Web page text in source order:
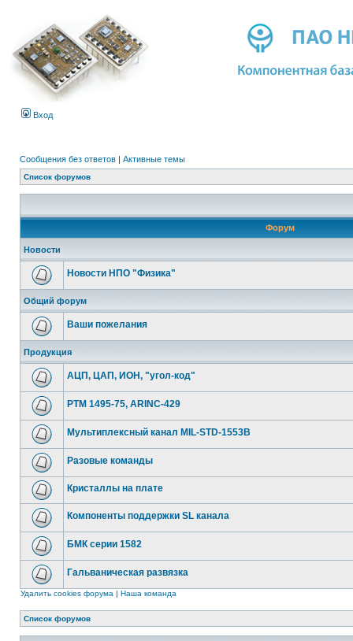
Вход
Сообщения без ответов | Активные темы
Список форумов
Форум
Новости
Новости НПО "Физика"
Общий форум
Ваши пожелания
Продукция
АЦП, ЦАП, ИОН, "угол-код"
РТМ 1495-75, ARINC-429
Мультиплексный канал MIL-STD-1553B
Разовые команды
Кристаллы на плате
Компоненты поддержки SL канала
БМК серии 1582
Гальваническая развязка
Удалить cookies форума | Наша команда
Список форумов